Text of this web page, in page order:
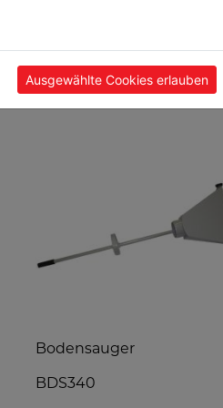
Bodensauger
BDS340
Ausgewählte Cookies erlauben